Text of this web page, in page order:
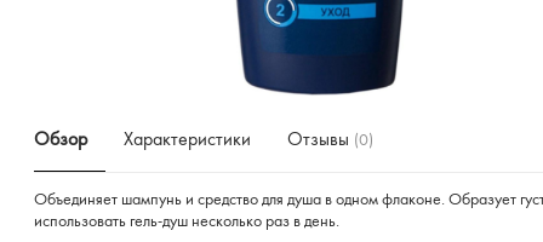
Обзор Характеристики Отзывы (0)
Объединяет шампунь и средство для душа в одном флаконе. Образует
использовать гель-душ несколько раз в день.